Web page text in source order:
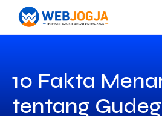
10 Fakta
tentang Gudeg